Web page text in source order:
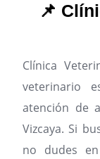
📌
Clínica
veterinario
atención de
Vizcaya. Si
no dudes